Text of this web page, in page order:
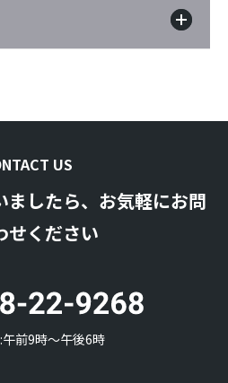
US
ましたら、お気軽にお問
せください
前9時〜午後6時